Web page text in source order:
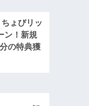
ちょびリッ
ン！新規
の特典獲